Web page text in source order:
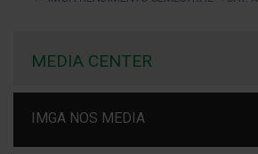
MEDIA CENTER
IMGA NOS MEDIA